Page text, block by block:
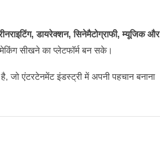
डायरेक्शन, सिनेमैटोग्राफी, म्यूजिक और
सीखने का प्लेटफॉर्म बन सके।
एंटरटेनमेंट इंडस्ट्री में अपनी पहचान बनाना